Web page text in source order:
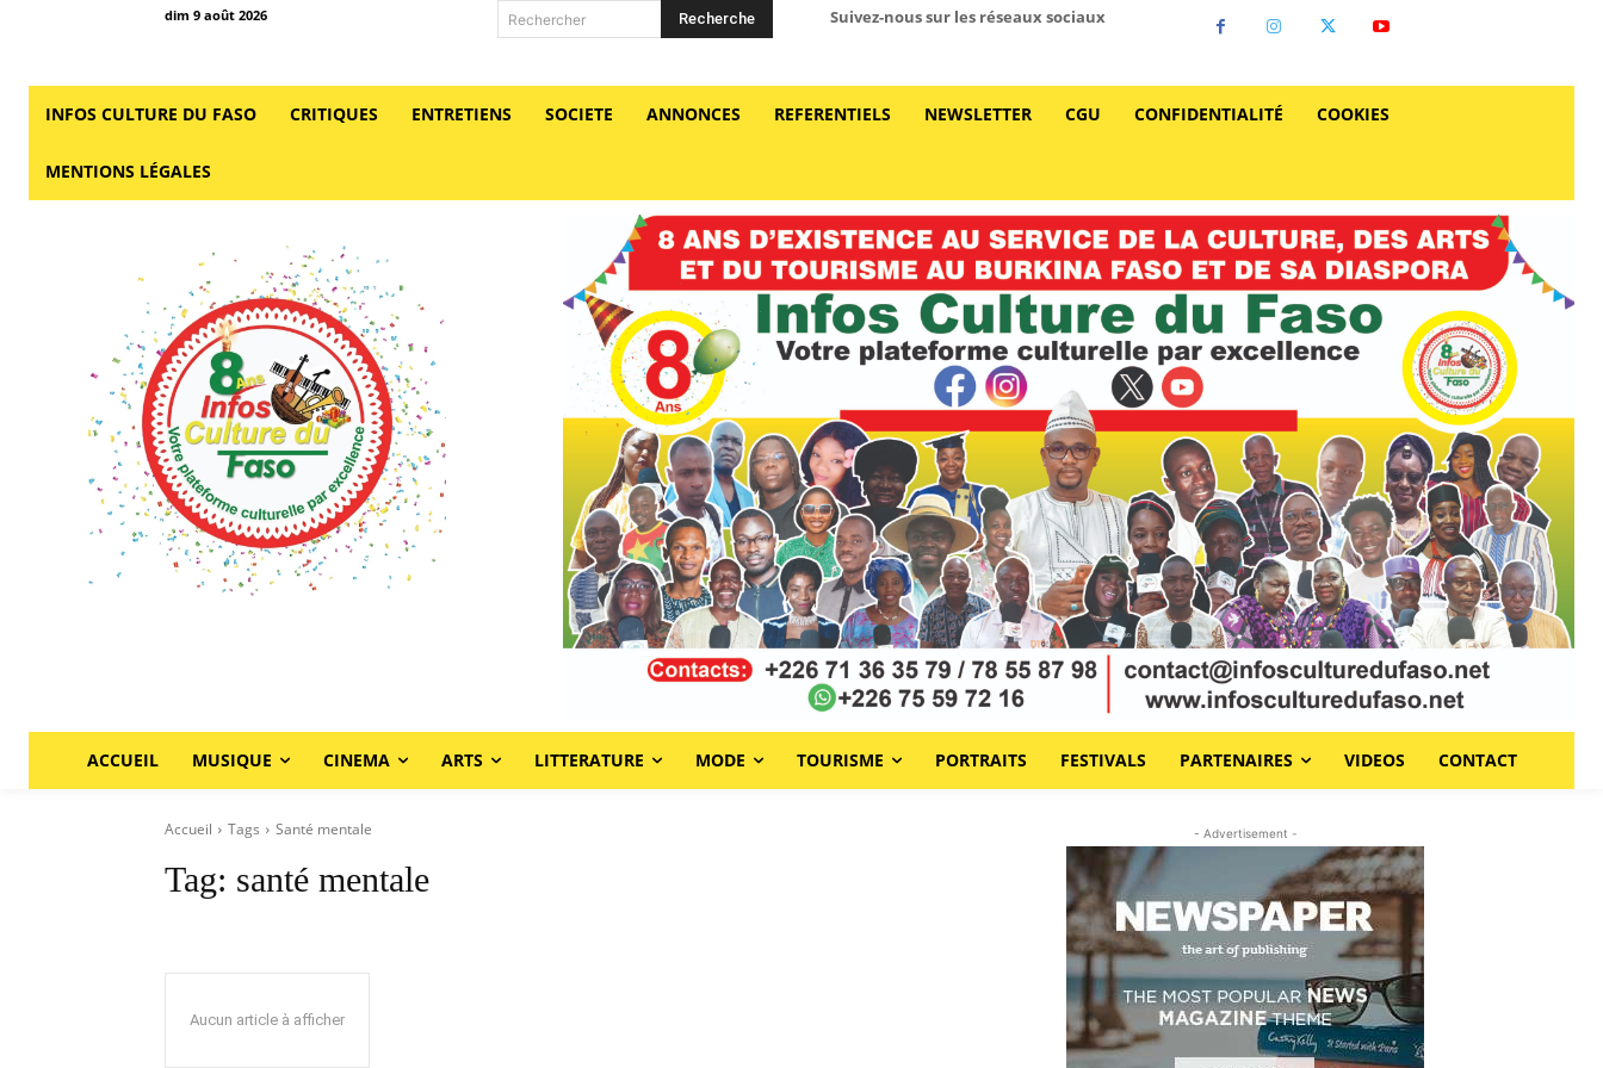
dim 9 août 2026 Rechercher Recherche Suivez-nous sur les réseaux sociaux
INFOS CULTURE DU FASO CRITIQUES ENTRETIENS SOCIETE ANNONCES REFERENTIELS NEWSLETTER CGU CONFIDENTIALITÉ COOKIES
MENTIONS LÉGALES
ACCUEIL MUSIQUE CINEMA ARTS LITTERATURE MODE TOURISME PORTRAITS FESTIVALS PARTENAIRES VIDEOS CONTACT
Accueil Tags Santé mentale
Tag: santé mentale
Aucun article à afficher
- Advertisement -